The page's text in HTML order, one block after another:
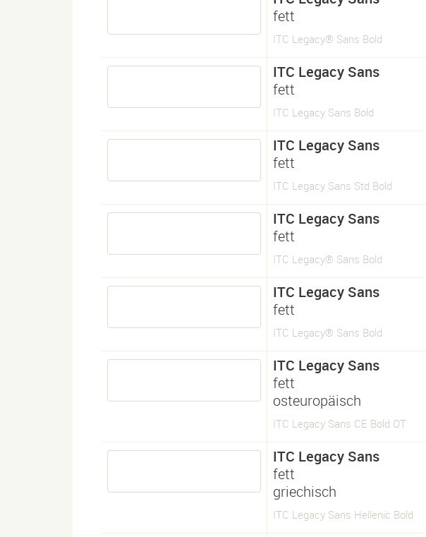
fett
ITC Legacy® Sans Bold
ITC Legacy Sans
fett
ITC Legacy Sans Bold
ITC Legacy Sans
fett
ITC Legacy Sans Std Bold
ITC Legacy Sans
fett
ITC Legacy® Sans Bold
ITC Legacy Sans
fett
ITC Legacy® Sans Bold
ITC Legacy Sans
fett
osteuropäisch
ITC Legacy Sans CE Bold OT
ITC Legacy Sans
fett
griechisch
ITC Legacy Sans Hellenic Bold